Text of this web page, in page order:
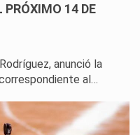
PRÓXIMO 14 DE
anunció la
al…